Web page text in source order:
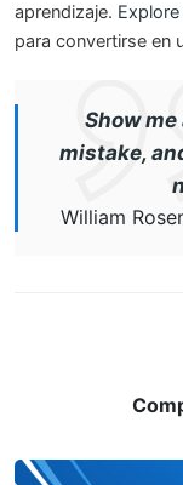
aprendizaje.
para convertirse en
Show
mistake,
William